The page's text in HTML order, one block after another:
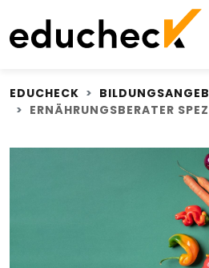
EDUCHECK
ERNÄHRUNGSBERATER